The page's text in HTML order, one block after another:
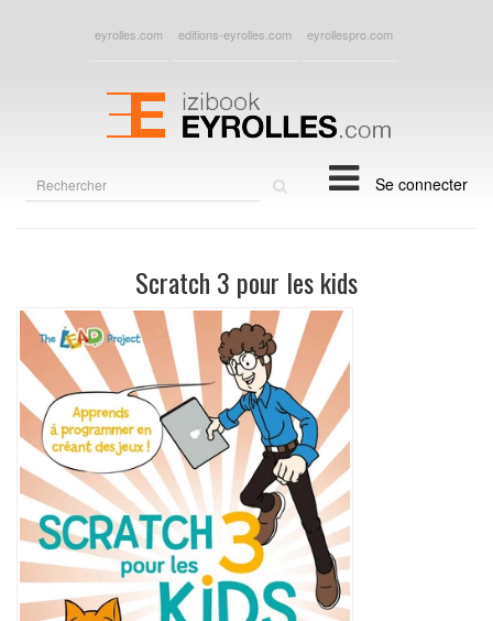
eyrolles.com editions-eyrolles.com eyrollespro.com
Se connecter
Scratch 3 pour les kids